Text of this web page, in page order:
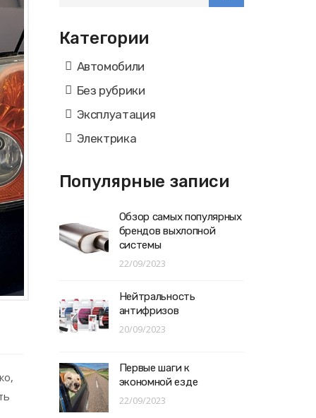
Категории
Автомобили
Без рубрики
Эксплуатация
Электрика
Популярные записи
Обзор самых популярных
брендов выхлопной
системы
22/09/2023
Нейтральность
антифризов
20/09/2023
Первые шаги к
экономной езде
22/09/2023